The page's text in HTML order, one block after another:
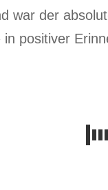
war der
positiver